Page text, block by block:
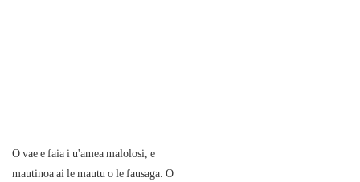
O vae e faia i u'amea malolosi, e
mautinoa ai le mautu o le fausaga. O